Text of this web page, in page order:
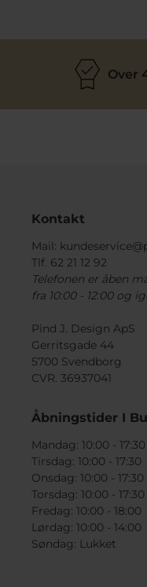
Over
Kontakt
Mail:
Tlf. 62 21 12 92
Telefonen er åben
fra 10:00 - 12:00 og
Pind J. Design ApS
Gerritsgade 44
5700 Svendborg
CVR. 36937041
Åbningstider I
Mandag: 10:00 - 17:30
Tirsdag: 10:00 - 17:30
Onsdag: 10:00 - 17:30
Torsdag: 10:00 - 17:30
Fredag: 10:00 - 18:00
Lørdag: 10:00 - 14:00
Søndag: Lukket